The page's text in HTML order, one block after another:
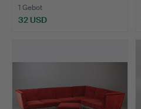
1 Gebot
32 USD